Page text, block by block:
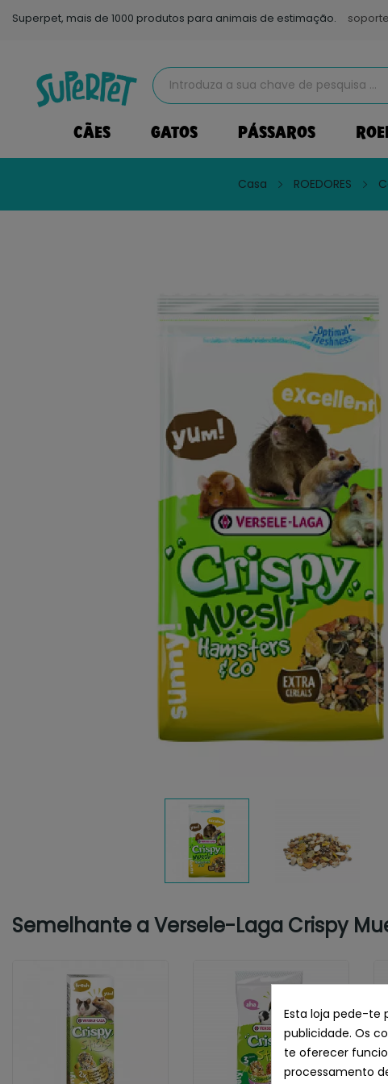
Superpet, mais de 1000 produtos para animais de estimação.
CÃES GATOS PÁSSAROS
Casa ROEDORES
Semelhante a Versele-Laga Crispy
Esta loja pede-te
publicidade. Os
te oferecer
processamento